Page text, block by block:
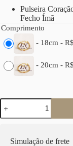
Pulseira
Fecho Ímã
Comprimento
- 18cm - R$
- 20cm - R$
Pulseira
Coração
Central
Simulação de frete